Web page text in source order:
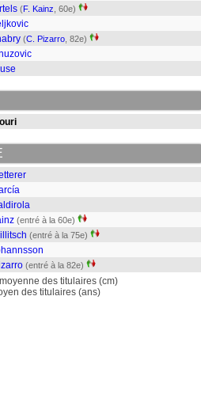
(F. Kainz , 60e)
(C. Pizarro , 82e)
(entré à la 60e)
(entré à la 75e)
(entré à la 82e)
des titulaires (cm)
des titulaires (ans)